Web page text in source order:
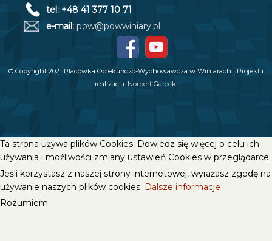
tel: +48 41 377 10 71
e-mail: pow@powwiniary.pl
© Copyright 2021 Placówka Opiekuńczo-Wychowawcza w Winiarach | Projekt i
realizacja: Norbert Garecki
Ta strona używa plików Cookies. Dowiedz się więcej o celu ich
używania i możliwości zmiany ustawień Cookies w przeglądarce.
Jeśli korzystasz z naszej strony internetowej, wyrażasz zgodę na
używanie naszych plików cookies. Dalsze informacje
Rozumiem